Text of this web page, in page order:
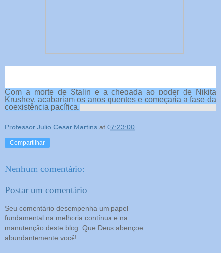
Com a morte de Stalin e a chegada ao poder de Nikita
Krushev, acabariam os anos quentes e começaria a fase da
coexistência pacífica.
Professor Julio Cesar Martins at 07:23:00
Compartilhar
Nenhum comentário:
Postar um comentário
Seu comentário desempenha um papel
fundamental na melhoria contínua e na
manutenção deste blog. Que Deus abençoe
abundantemente você!